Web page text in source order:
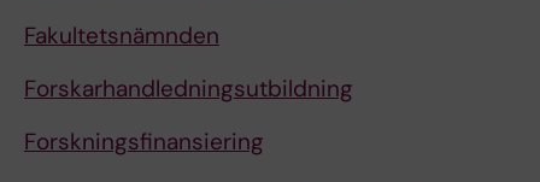
Fakultetsnämnden
Forskarhandledningsutbildning
Forskningsfinansiering